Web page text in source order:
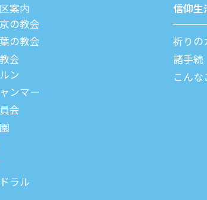
案内
の教会
の教会
会
ン
ンマー
会
ラル
信仰⽣
祈りの
諸⼿続
こんな